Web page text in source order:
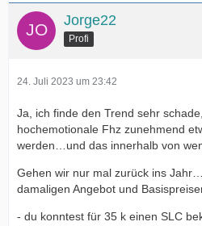
Jorge22
Profi
24. Juli 2023 um 23:42
Ja, ich finde den Trend sehr
hochemotionale Fhz zunehmend
werden…und das innerhalb von
Gehen wir nur mal zurück ins
damaligen Angebot und
- du konntest für 35 k einen SLC